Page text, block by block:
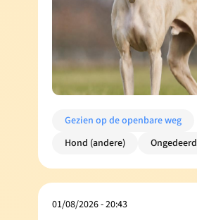
Gezien op de openbare weg
Hond (andere)
Ongedeerd
01/08/2026 - 20:43